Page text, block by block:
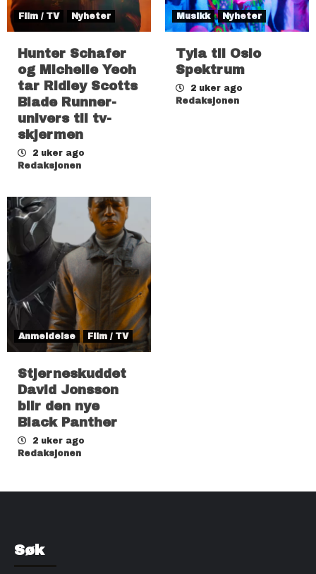
Film / TV Nyheter
Hunter Schafer
og Michelle Yeoh
tar Ridley Scotts
Blade Runner-
univers til tv-
skjermen
2 uker ago
Redaksjonen
Musikk Nyheter
Tyla til Oslo
Spektrum
2 uker ago
Redaksjonen
Anmeldelse Film / TV
Stjerneskuddet
David Jonsson
blir den nye
Black Panther
2 uker ago
Redaksjonen
Søk